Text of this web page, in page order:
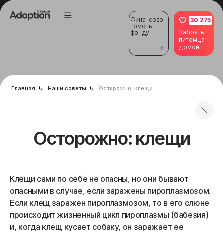
Финансово
помочь
фонду
30 275
Забрать
питомца
домой
Главная Наши советы Осторожно: клещи
Осторожно: клещи
Клещи сами по себе не опасны, но они бывают
опасными в случае, если заражены пироплазмозом.
Если клещ заражен пироплазмозом, то в его слюне
происходит жизненный цикл пироплазмы (бабезия)
и, когда клещ кусает собаку, он заражает ее